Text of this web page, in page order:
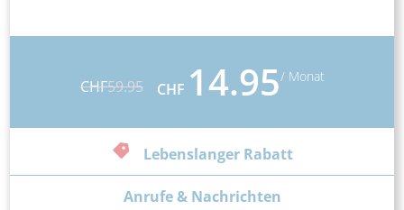
CHF59.95 CHF 14.95/ Monat
Lebenslanger Rabatt
Anrufe & Nachrichten